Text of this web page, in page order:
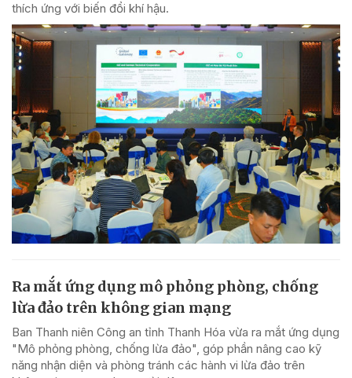
thích ứng với biến đổi khí hậu.
Ra mắt ứng dụng mô phỏng phòng, chống
lừa đảo trên không gian mạng
Ban Thanh niên Công an tỉnh Thanh Hóa vừa ra mắt ứng dụng
"Mô phỏng phòng, chống lừa đảo", góp phần nâng cao kỹ
năng nhận diện và phòng tránh các hành vi lừa đảo trên